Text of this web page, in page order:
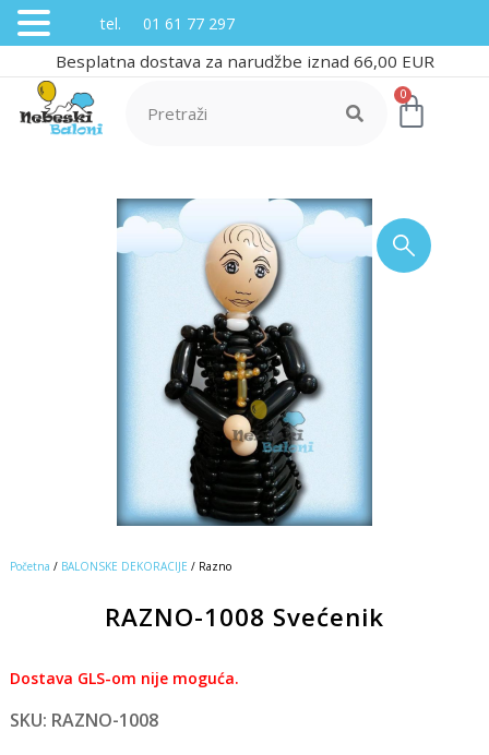
Besplatna dostava za narudžbe iznad 66,00 EUR
0
Početna / BALONSKE DEKORACIJE / Razno
RAZNO-1008 Svećenik
Dostava GLS-om nije moguća.
SKU: RAZNO-1008
tel. 01 61 77 297